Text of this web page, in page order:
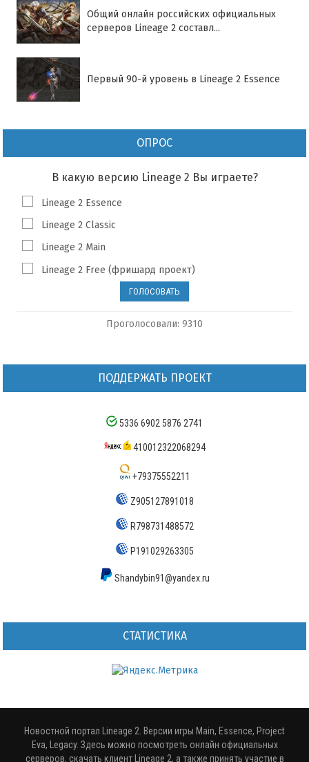
Общий онлайн российских официальных
серверов Lineage 2 составл...
Первый 90-й уровень в Lineage 2 Essence
ОПРОС
В какую версию Lineage 2 Вы играете?
Lineage 2 Essence
Lineage 2 Classic
Lineage 2 Main
Lineage 2 Free (фришард проект)
Проголосовали: 9310
ПОДДЕРЖАТЬ ПРОЕКТ
5336 6902 5876 2741
410012322068294
+79375552211
Z905127891018
R798731488572
P191029263305
Shandybin91@yandex.ru
СТАТИСТИКА
Новостной портал Lineage 2. Версии игры Main, Essence, Project
Eva, Legacy. Здесь можно посмотреть онлайн официальных
серверов, скачать клиент Lineage 2, а также принять участие в